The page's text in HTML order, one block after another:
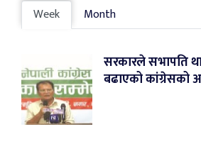
Week Month
सरकारले सभापति
बढाएको कांग्रेसको